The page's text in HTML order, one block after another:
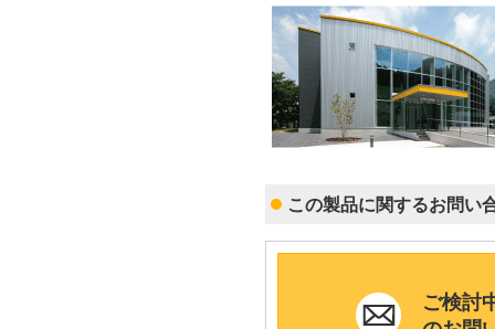
この製品に関するお問い
ご検討